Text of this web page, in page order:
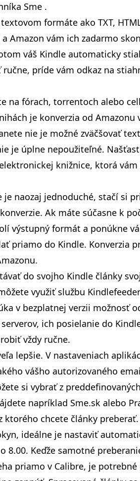
Sme .
formáte ako TXT,
Amazon vám ich zadarmo
váš Kindle automaticky
príde vám odkaz na
na fórach, torrentoch alebo
je konverzia od
nie je možné zväčšovať
je úplne nepoužiteľné.
knižnice, ktorá
naozaj jednoduché, stačí si
Ak máte súčasne k
výstupný formát a ponúkne
priamo do Kindle. Konverzia
do svojho Kindle články
využiť službu Kindlefeeder
v bezplatnej verzii možnosť
ich posielanie do
vždy ručne.
lepšie. V nastaveniach
vášho autorizovaného
si vybrať z
napríklad Sme.sk alebo
ktorého chcete články
ideálne je nastaviť
8.00. Keďže samotné
priamo v Calibre, je